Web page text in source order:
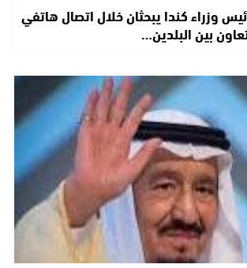
وزراء كندا يبحثان خلال اتصال هاتفي
بين البلدين…